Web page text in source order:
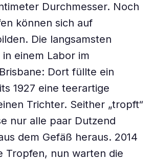
Durchmesser. Noch
können sich auf
Die langsamsten
einem Labor im
Dort füllte ein
1927 eine teerartige
Trichter. Seither „tropft“
nur alle paar Dutzend
dem Gefäß heraus. 2014
Tropfen, nun warten die